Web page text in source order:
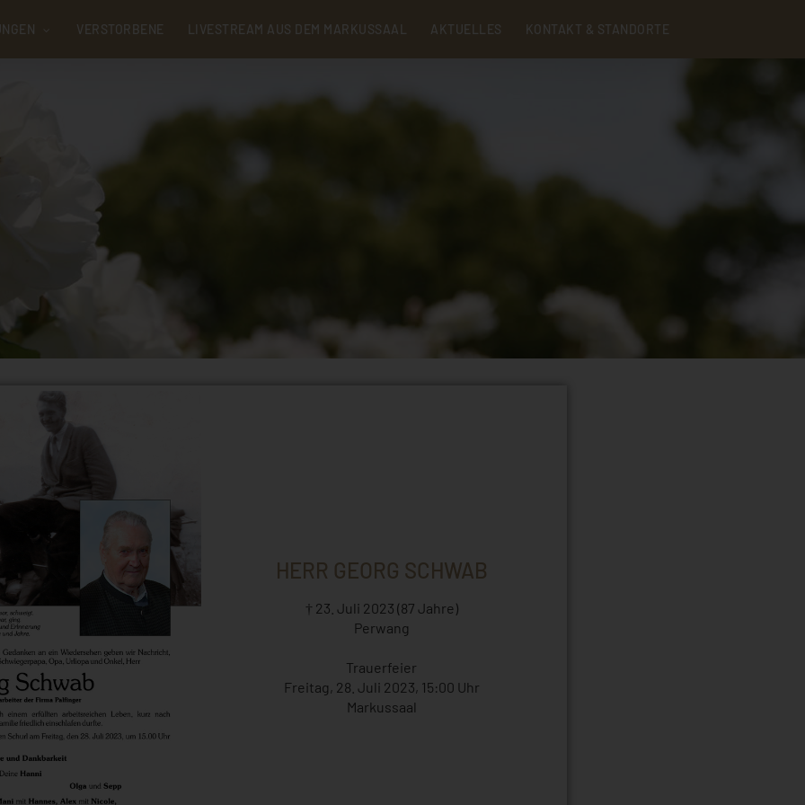
VERSTORBENE LIVESTREAM AUS DEM MARKUSSAAL AKTUELLES KONTAKT & STANDORTE
HERR GEORG SCHWAB
† 23. Juli 2023 (87 Jahre)
Perwang
Trauerfeier
Freitag, 28. Juli 2023, 15:00 Uhr
Markussaal